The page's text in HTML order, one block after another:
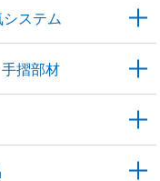
ステム
摺部材